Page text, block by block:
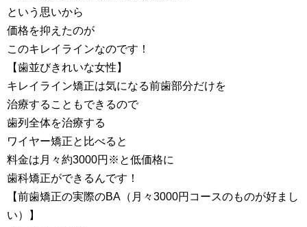
という思いから
価格を抑えたのが
このキレイラインなのです！
【歯並びきれいな女性】
キレイライン矯正は気になる前歯部分だけを
治療することもできるので
歯列全体を治療する
ワイヤー矯正と比べると
料金は月々約3000円※と低価格に
歯科矯正ができるんです！
【前歯矯正の実際のBA（月々3000円コースのものが好まし
い）】